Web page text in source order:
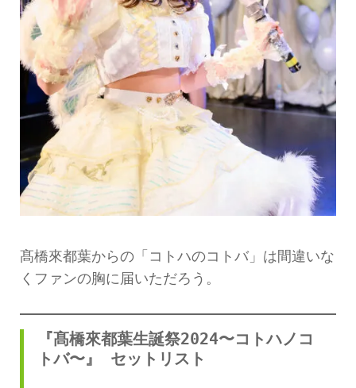
髙橋來都葉からの「コトハのコトバ」は間違いな
くファンの胸に届いただろう。
『髙橋來都葉生誕祭2024〜コトハノコ
トバ〜』 セットリスト